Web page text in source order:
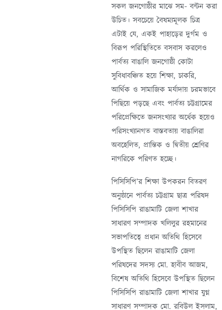
সকল জনগোষ্ঠীর মাঝে সম- বন্টন করা
উচিত। সবচেয়ে বৈষম্যমূলক চিত্র
এটাই যে, একই পাহাড়ের দুর্গম ও
বিরূপ পরিস্থিতিতে বসবাস করলেও
পার্বত্য বাঙালি জনগোষ্ঠী কোটা
সুবিধাবঞ্চিত হয়ে শিক্ষা, চাকরি,
আর্থিক ও সামাজিক মর্যাদায় চরমভাবে
পিছিয়ে পড়ছে এবং পার্বত্য চট্টগ্রামের
পরিপ্রেক্ষিতে জনসংখ্যার অর্ধেক হয়েও
পরিসংখ্যানগত বাস্তবতায় বাঙালিরা
অবহেলিত, প্রান্তিক ও দ্বিতীয় শ্রেণির
নাগরিকে পরিণত হচ্ছে।
পিসিসিপি’র শিক্ষা উপকরন বিতরণ
অনুষ্ঠানে পার্বত্য চট্টগ্রাম ছাত্র পরিষদ
পিসিসিপি রাঙামাটি জেলা শাখার
সাধারণ সম্পাদক খলিলুর রহমানের
সভাপতিত্বে প্রধান অতিথি হিসেবে
উপস্থিত ছিলেন রাঙামাটি জেলা
পরিষদের সদস্য মো. হাবীব আজম,
বিশেষ অতিথি হিসেবে উপস্থিত ছিলেন
পিসিসিপি রাঙামাটি জেলা শাখার যুগ্ন
সাধারণ সম্পাদক মো. রবিউল ইসলাম,